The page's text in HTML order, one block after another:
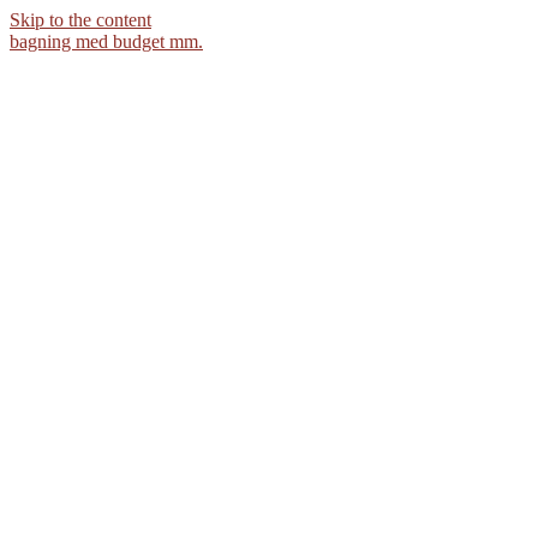
Skip to the content
bagning med budget mm.